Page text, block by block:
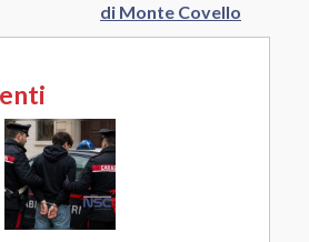
di Monte Covello